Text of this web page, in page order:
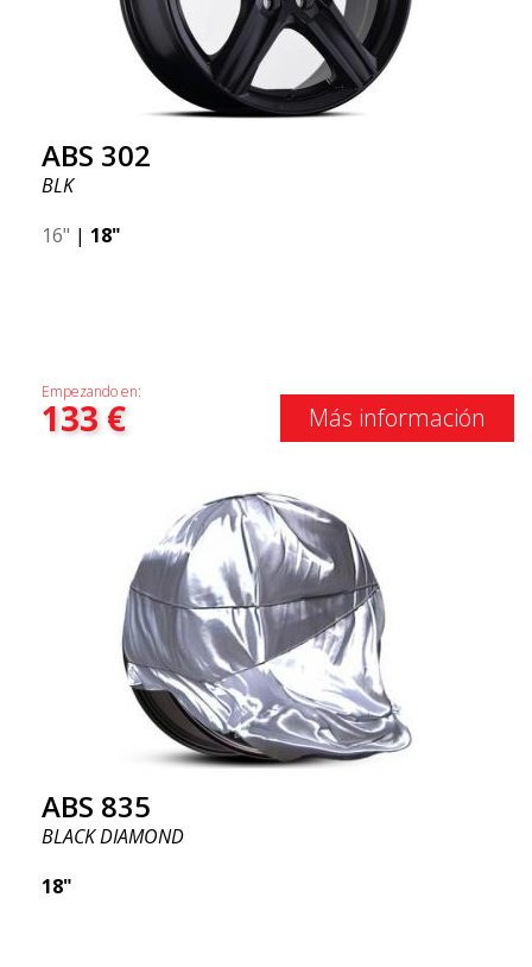
ABS 302
BLK
16" | 18"
Empezando en:
133€ Más información
ABS 835
BLACK DIAMOND
18"